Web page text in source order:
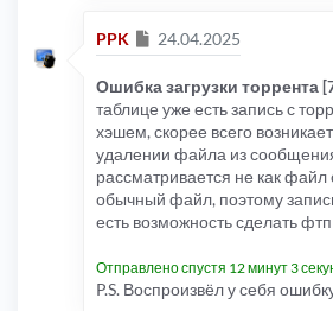
PPK Сообщение
24.04.2025
Ошибка загрузки торрента
таблице уже есть запись с
хэшем, скорее всего
удалении файла из
рассматривается не как файл
обычный файл, поэтому
есть возможность сделать
Отправлено спустя 12 минут 3
P.S. Воспроизвёл у себя